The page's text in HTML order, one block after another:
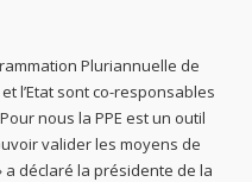
Pluriannuelle de
l’Etat sont co-responsables
nous la PPE est un outil
valider les moyens de
déclaré la présidente de la